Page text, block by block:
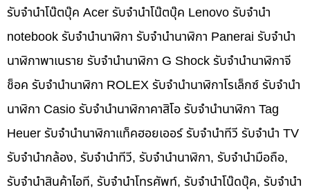
รับจำนำโน๊ตบุ๊ค Acer รับจำนำโน๊ตบุ๊ค Lenovo รับจำนำ
notebook รับจำนำนาฬิกา รับจำนำนาฬิกา Panerai รับจำนำ
นาฬิกาพาเนราย รับจำนำนาฬิกา G Shock รับจำนำนาฬิกาจี
ช็อค รับจำนำนาฬิกา ROLEX รับจำนำนาฬิกาโรเล็กซ์ รับจำนำ
นาฬิกา Casio รับจำนำนาฬิกาคาสิโอ รับจำนำนาฬิกา Tag
Heuer รับจำนำนาฬิกาแท็คฮอยเออร์ รับจำนำทีวี รับจำนำ TV
รับจำนำกล้อง, รับจำนำทีวี, รับจำนำนาฬิกา, รับจำนำมือถือ,
รับจำนำสินค้าไอที, รับจำนำโทรศัพท์, รับจำนำโน๊ดบุ๊ค, รับจำนำ